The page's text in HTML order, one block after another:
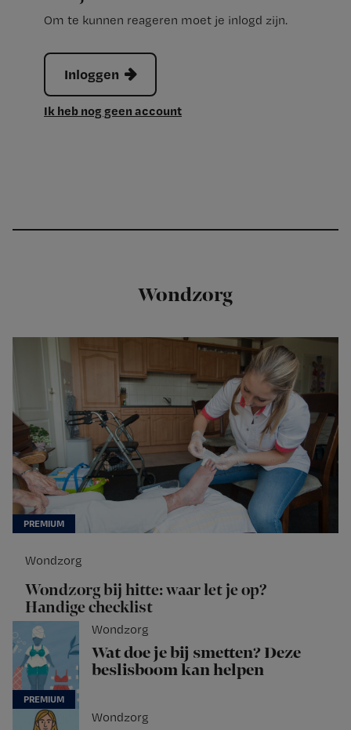
Om te kunnen reageren moet je inlogd zijn.
Inloggen
Ik heb nog geen account
Wondzorg
Wondzorg
Wondzorg bij hitte: waar let je op?
Handige checklist
Wondzorg
Wat doe je bij smetten? Deze
beslisboom kan helpen
Wondzorg